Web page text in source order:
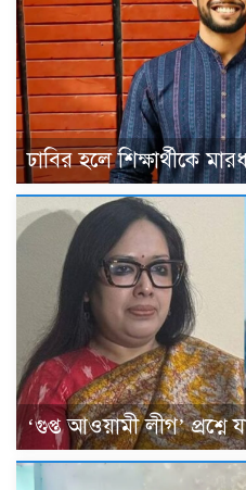
ঢাবির হলে শিক্ষার্থীকে
‘গুপ্ত আওয়ামী লীগ’